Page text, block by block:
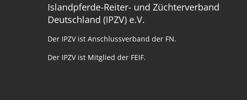
Islandpferde-Reiter- und Züchterverband
Deutschland (IPZV) e.V.
Der IPZV ist Anschlussverband der FN.
Der IPZV ist Mitglied der FEIF.